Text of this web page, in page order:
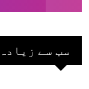
سب سے